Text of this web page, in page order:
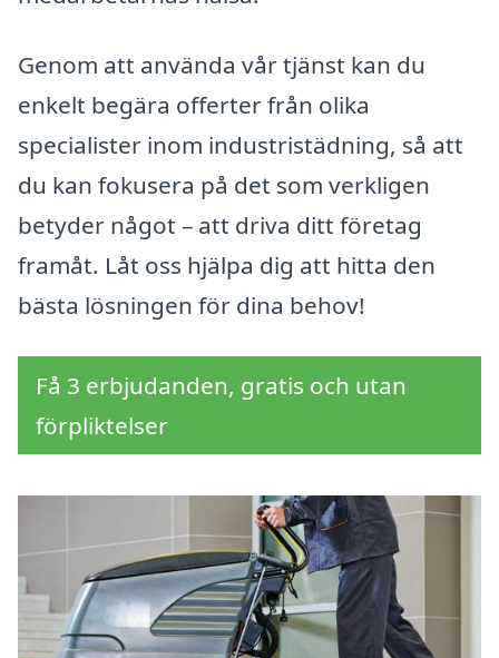
Genom att använda vår tjänst kan du
enkelt begära offerter från olika
specialister inom industristädning, så att
du kan fokusera på det som verkligen
betyder något – att driva ditt företag
framåt. Låt oss hjälpa dig att hitta den
bästa lösningen för dina behov!
Få 3 erbjudanden, gratis och utan
förpliktelser